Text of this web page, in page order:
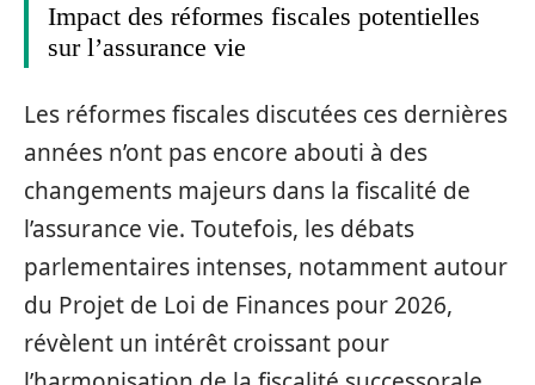
Impact des réformes fiscales potentielles
sur l’assurance vie
Les réformes fiscales discutées ces dernières
années n’ont pas encore abouti à des
changements majeurs dans la fiscalité de
l’assurance vie. Toutefois, les débats
parlementaires intenses, notamment autour
du Projet de Loi de Finances pour 2026,
révèlent un intérêt croissant pour